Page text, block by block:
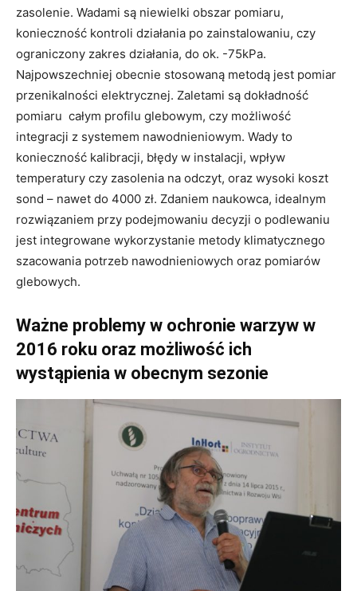
zasolenie. Wadami są niewielki obszar pomiaru,
konieczność kontroli działania po zainstalowaniu, czy
ograniczony zakres działania, do ok. -75kPa.
Najpowszechniej obecnie stosowaną metodą jest pomiar
przenikalności elektrycznej. Zaletami są dokładność
pomiaru całym profilu glebowym, czy możliwość
integracji z systemem nawodnieniowym. Wady to
konieczność kalibracji, błędy w instalacji, wpływ
temperatury czy zasolenia na odczyt, oraz wysoki koszt
sond – nawet do 4000 zł. Zdaniem naukowca, idealnym
rozwiązaniem przy podejmowaniu decyzji o podlewaniu
jest integrowane wykorzystanie metody klimatycznego
szacowania potrzeb nawodnieniowych oraz pomiarów
glebowych.
Ważne problemy w ochronie warzyw w
2016 roku oraz możliwość ich
wystąpienia w obecnym sezonie